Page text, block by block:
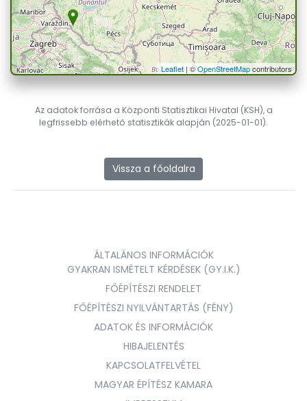
Leaflet| ©OpenStreetMapcontributors
Az adatok forrása a Központi Statisztikai Hivatal (KSH), a
legfrissebb elérhető statisztikák alapján (2025-01-01).
Vissza a főoldalra
ÁLTALÁNOS INFORMÁCIÓK
GYAKRAN ISMÉTELT KÉRDÉSEK (GY.I.K.)
FŐÉPÍTÉSZI RENDELET
FŐÉPÍTÉSZI NYILVÁNTARTÁS (FÉNY)
ADATOK ÉS INFORMÁCIÓK
HIBAJELENTÉS
KAPCSOLATFELVÉTEL
MAGYAR ÉPÍTÉSZ KAMARA